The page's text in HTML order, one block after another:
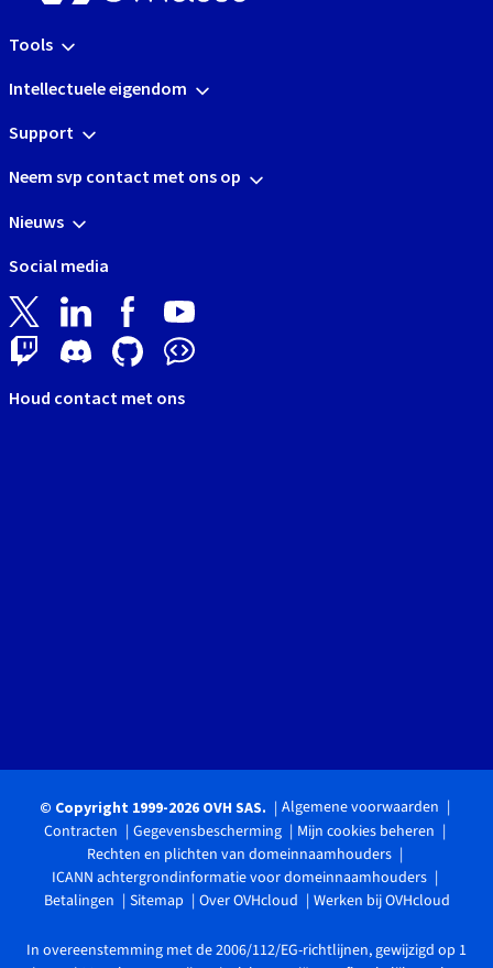
Tools
Intellectuele eigendom
Support
Neem svp contact met ons op
Nieuws
Social media
Houd contact met ons
© Copyright 1999-2026 OVH SAS.
Algemene voorwaarden
Contracten
Gegevensbescherming
Mijn cookies beheren
Rechten en plichten van domeinnaamhouders
ICANN achtergrondinformatie voor domeinnaamhouders
Betalingen
Sitemap Over OVHcloud Werken bij OVHcloud
In overeenstemming met de 2006/112/EG-richtlijnen, gewijzigd op 1